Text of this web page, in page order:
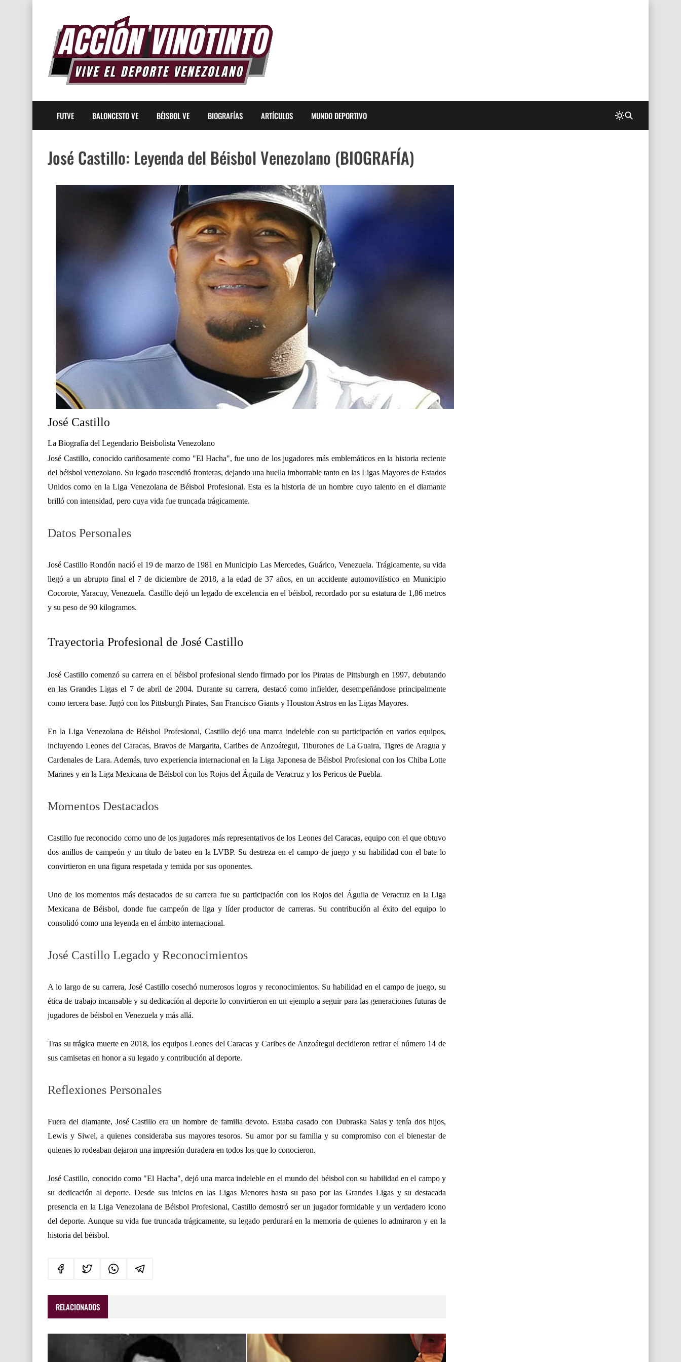
FUTVE BALONCESTO VE BÉISBOL VE BIOGRAFÍAS ARTÍCULOS MUNDO DEPORTIVO
José Castillo: Leyenda del Béisbol Venezolano (BIOGRAFÍA)
José Castillo
La Biografía del Legendario Beisbolista Venezolano
José Castillo, conocido cariñosamente como "El Hacha", fue uno de los jugadores más emblemáticos en la historia reciente
del béisbol venezolano. Su legado trascendió fronteras, dejando una huella imborrable tanto en las Ligas Mayores de Estados
Unidos como en la Liga Venezolana de Béisbol Profesional. Esta es la historia de un hombre cuyo talento en el diamante
brilló con intensidad, pero cuya vida fue truncada trágicamente.
Datos Personales
José Castillo Rondón nació el 19 de marzo de 1981 en Municipio Las Mercedes, Guárico, Venezuela. Trágicamente, su vida
llegó a un abrupto final el 7 de diciembre de 2018, a la edad de 37 años, en un accidente automovilístico en Municipio
Cocorote, Yaracuy, Venezuela. Castillo dejó un legado de excelencia en el béisbol, recordado por su estatura de 1,86 metros
y su peso de 90 kilogramos.
Trayectoria Profesional de José Castillo
José Castillo comenzó su carrera en el béisbol profesional siendo firmado por los Piratas de Pittsburgh en 1997, debutando
en las Grandes Ligas el 7 de abril de 2004. Durante su carrera, destacó como infielder, desempeñándose principalmente
como tercera base. Jugó con los Pittsburgh Pirates, San Francisco Giants y Houston Astros en las Ligas Mayores.
En la Liga Venezolana de Béisbol Profesional, Castillo dejó una marca indeleble con su participación en varios equipos,
incluyendo Leones del Caracas, Bravos de Margarita, Caribes de Anzoátegui, Tiburones de La Guaira, Tigres de Aragua y
Cardenales de Lara. Además, tuvo experiencia internacional en la Liga Japonesa de Béisbol Profesional con los Chiba Lotte
Marines y en la Liga Mexicana de Béisbol con los Rojos del Águila de Veracruz y los Pericos de Puebla.
Momentos Destacados
Castillo fue reconocido como uno de los jugadores más representativos de los Leones del Caracas, equipo con el que obtuvo
dos anillos de campeón y un título de bateo en la LVBP. Su destreza en el campo de juego y su habilidad con el bate lo
convirtieron en una figura respetada y temida por sus oponentes.
Uno de los momentos más destacados de su carrera fue su participación con los Rojos del Águila de Veracruz en la Liga
Mexicana de Béisbol, donde fue campeón de liga y líder productor de carreras. Su contribución al éxito del equipo lo
consolidó como una leyenda en el ámbito internacional.
José Castillo Legado y Reconocimientos
A lo largo de su carrera, José Castillo cosechó numerosos logros y reconocimientos. Su habilidad en el campo de juego, su
ética de trabajo incansable y su dedicación al deporte lo convirtieron en un ejemplo a seguir para las generaciones futuras de
jugadores de béisbol en Venezuela y más allá.
Tras su trágica muerte en 2018, los equipos Leones del Caracas y Caribes de Anzoátegui decidieron retirar el número 14 de
sus camisetas en honor a su legado y contribución al deporte.
Reflexiones Personales
Fuera del diamante, José Castillo era un hombre de familia devoto. Estaba casado con Dubraska Salas y tenía dos hijos,
Lewis y Siwel, a quienes consideraba sus mayores tesoros. Su amor por su familia y su compromiso con el bienestar de
quienes lo rodeaban dejaron una impresión duradera en todos los que lo conocieron.
José Castillo, conocido como "El Hacha", dejó una marca indeleble en el mundo del béisbol con su habilidad en el campo y
su dedicación al deporte. Desde sus inicios en las Ligas Menores hasta su paso por las Grandes Ligas y su destacada
presencia en la Liga Venezolana de Béisbol Profesional, Castillo demostró ser un jugador formidable y un verdadero icono
del deporte. Aunque su vida fue truncada trágicamente, su legado perdurará en la memoria de quienes lo admiraron y en la
historia del béisbol.
RELACIONADOS